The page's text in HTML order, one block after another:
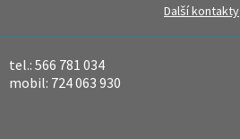
Další kontakty
tel.: 566 781 034
mobil: 724 063 930